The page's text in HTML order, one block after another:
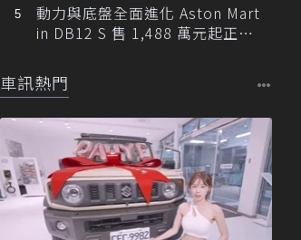
動力與底盤全面進化 Aston Mart
in DB12 S 售 1,488 萬元起正式
車訊熱門